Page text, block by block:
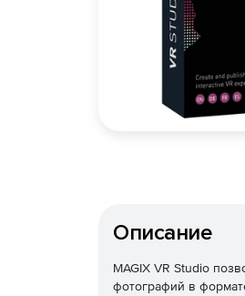
Описание
MAGIX VR Studio
фотографий в